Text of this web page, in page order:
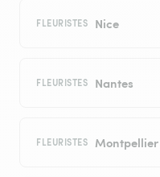
FLEURISTES Nice
FLEURISTES Nantes
FLEURISTES Montpellier